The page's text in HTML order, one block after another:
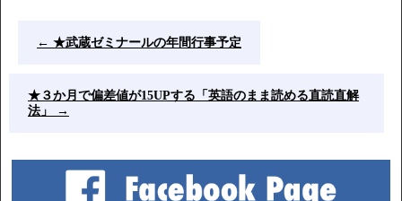
← ★武蔵ゼミナールの年間行事予定
★３か月で偏差値が15UPする「英語のまま読める直読直解
法」
→